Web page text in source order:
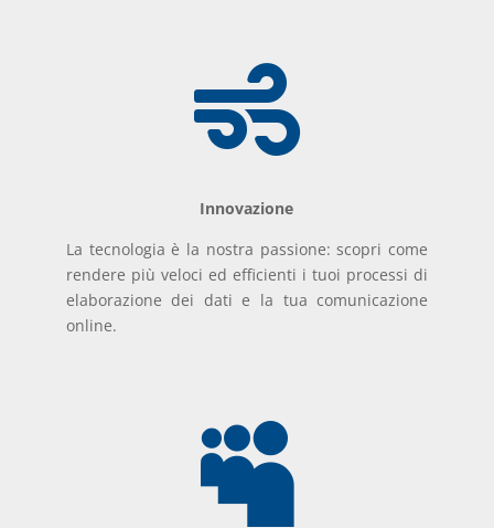

Innovazione
La tecnologia è la nostra passione: scopri come
rendere più veloci ed efficienti i tuoi processi di
elaborazione dei dati e la tua comunicazione
online.
